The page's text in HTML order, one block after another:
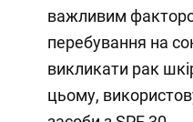
важливим
перебування на
викликати рак
цьому,